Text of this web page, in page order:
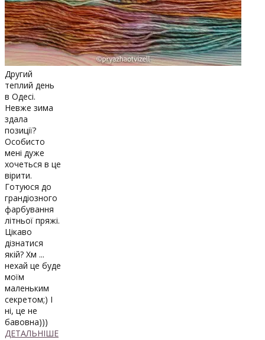
Другий
теплий день
в Одесі.
Невже зима
здала
позиції?
Особисто
мені дуже
хочеться в це
вірити.
Готуюся до
грандіозного
фарбування
літньої пряжі.
Цікаво
дізнатися
якій? Хм ...
нехай це буде
моїм
маленьким
секретом;) І
ні, це не
бавовна)))
ДЕТАЛЬНІШЕ